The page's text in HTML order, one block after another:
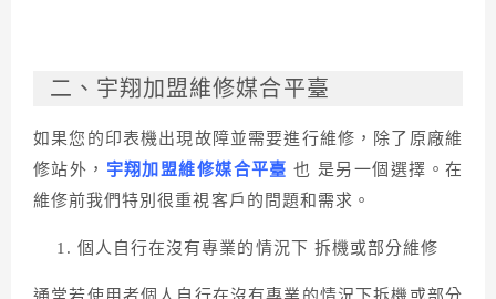
二、宇翔加盟維修媒合平臺
如果您的印表機出現故障並需要進行維修，除了原廠維
修站外， 宇翔加盟維修媒合平臺 也 是另一個選擇。在
維俢前我們特別很重視客戶的問題和需求。
個人自行在沒有專業的情況下 拆機或部分維修